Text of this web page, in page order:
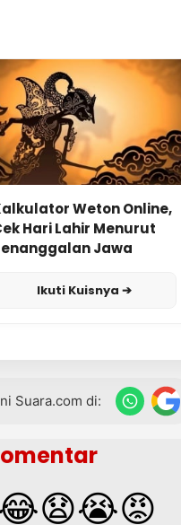
Weton Online,
Hari Lahir Menurut
Jawa
Ikuti Kuisnya ➔
Suara.com di:
😂😧😭😡